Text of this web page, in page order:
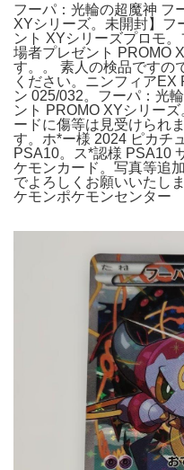
フーパ：光輪の超魔神 フ
XYシリーズ。未開封】フ
ント XYシリーズプロモ
場者プレゼント PROMO
す。。 素人の検品ですの
ください。ニンフィアEX
ン 025/032。フーパ：光
ント PROMO XYシリー
ードに傷等は見受けられ
す。ホ*ー様 2024 ピカチ
PSA10。ス*認様 PSA10
ケモンカード。写真等追
でよろしくお願いいたし
ケモンポケモンセンター